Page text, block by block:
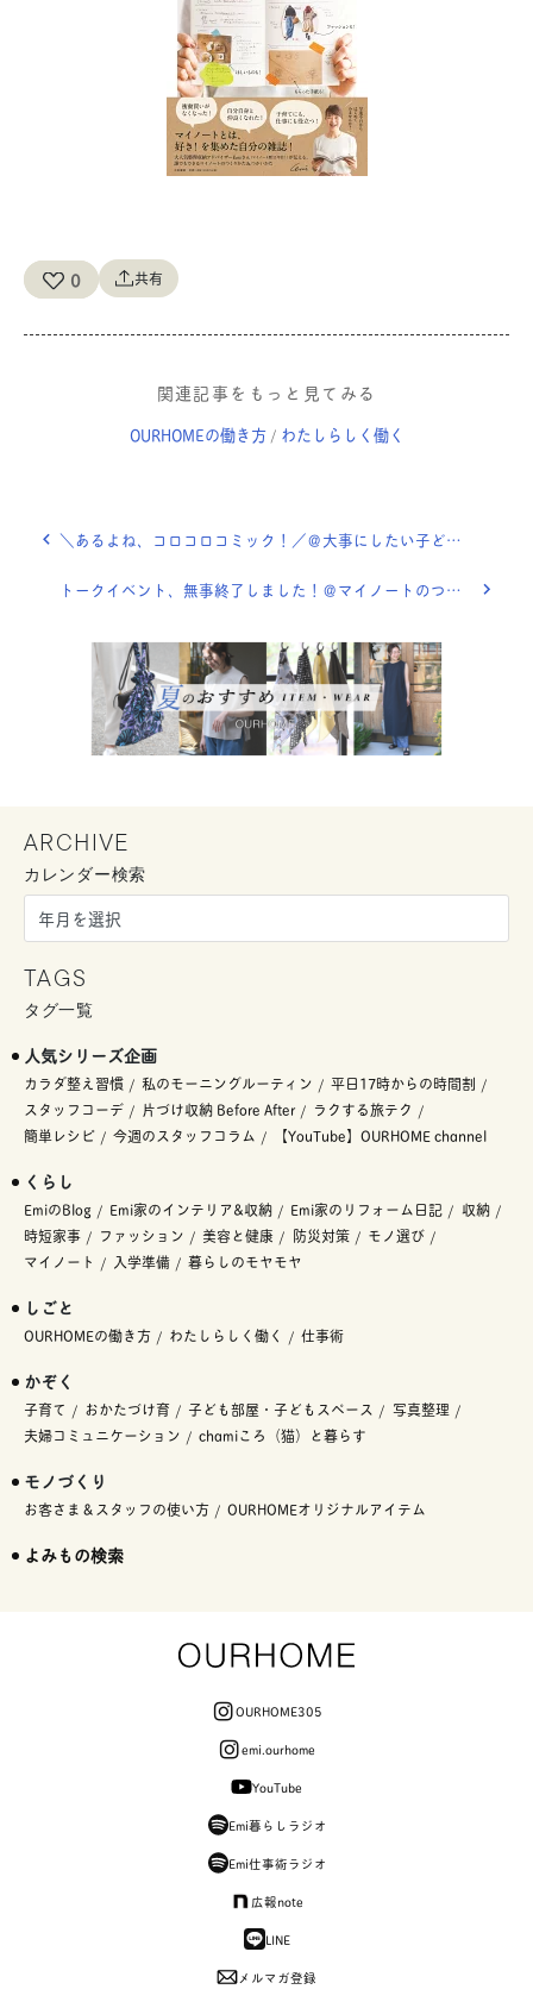
0 共有
関連記事をもっと見てみる
OURHOMEの働き方/ わたしらしく働く
＼あるよね、コロコロコミック！／＠大事にしたい子どものきもち
トークイベント、無事終了しました！＠マイノートのつくりかた
ARCHIVE
カレンダー検索
TAGS
タグ一覧
人気シリーズ企画
カラダ整え習慣 私のモーニングルーティン
平日17時からの時間割
スタッフコーデ
片づけ収納 Before After
ラクする旅テク
簡単レシピ
今週のスタッフコラム 【YouTube】OURHOME channel
くらし
EmiのBlog Emi家のインテリア&収納 Emi家のリフォーム日記
収納
時短家事
ファッション 美容と健康 防災対策
モノ選び
マイノート
入学準備 暮らしのモヤモヤ
しごと
OURHOMEの働き方 わたしらしく働く 仕事術
かぞく
子育て おかたづけ育 子ども部屋・子どもスペース
写真整理
夫婦コミュニケーション
chamiころ（猫）と暮らす
モノづくり
お客さま＆スタッフの使い方 OURHOMEオリジナルアイテム
よみもの検索
OURHOME305
emi.ourhome
YouTube
Emi暮らしラジオ
Emi仕事術ラジオ
広報note
LINE
メルマガ登録